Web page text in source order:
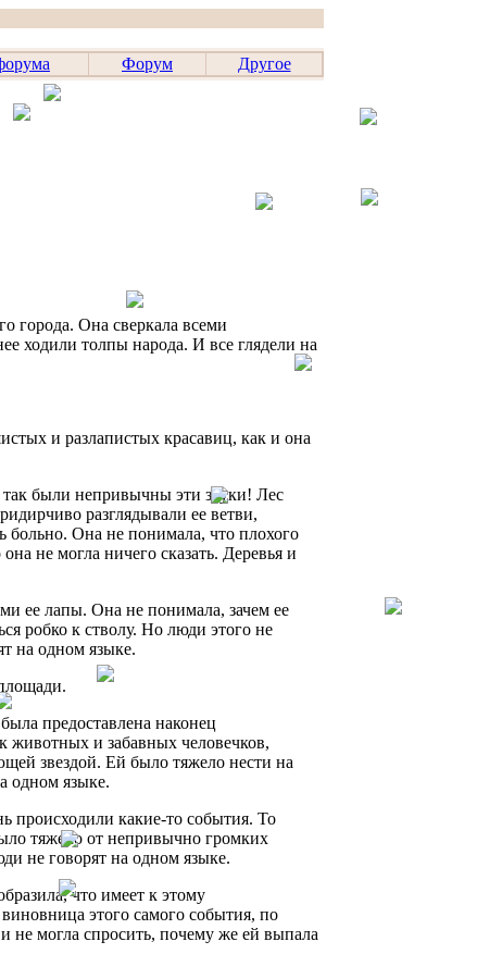
Форум Другое
города. Она сверкала всеми
толпы народа. И все глядели на
и разлапистых красавиц, как и она
были непривычны эти звуки! Лес
разглядывали ее ветви,
больно. Она не понимала, что плохого
не могла ничего сказать. Деревья и
ее лапы. Она не понимала, зачем ее
робко к стволу. Но люди этого не
на одном языке.
предоставлена наконец
животных и забавных человечков,
звездой. Ей было тяжело нести на
одном языке.
происходили какие-то события. То
тяжело от непривычно громких
не говорят на одном языке.
что имеет к этому
этого самого события, по
не могла спросить, почему же ей выпала